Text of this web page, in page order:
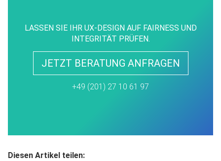
LASSEN SIE IHR UX-DESIGN AUF FAIRNESS UND
INTEGRITÄT PRÜFEN.
JETZT BERATUNG ANFRAGEN
+49 (201) 27 10 61 97
Diesen Artikel teilen: